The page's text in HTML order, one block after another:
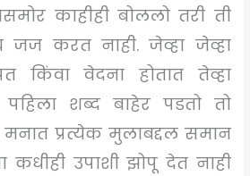
काहीही बोललो तरी ती
करत नाही. जेव्हा जेव्हा
किंवा वेदना होतात तेव्हा
शब्द बाहेर पडतो तो
प्रत्येक मुलाबद्दल समान
कधीही उपाशी झोपू देत नाही